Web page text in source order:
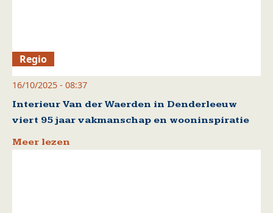
Regio
16/10/2025 - 08:37
Interieur Van der Waerden in Denderleeuw
viert 95 jaar vakmanschap en wooninspiratie
Meer lezen